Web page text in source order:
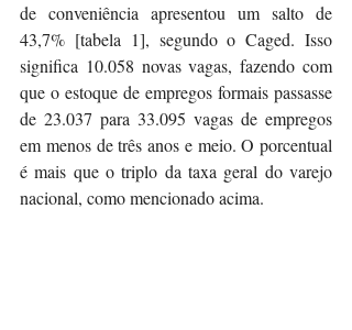
de conveniência apresentou um salto de
43,7% [tabela 1], segundo o Caged. Isso
significa 10.058 novas vagas, fazendo com
que o estoque de empregos formais passasse
de 23.037 para 33.095 vagas de empregos
em menos de três anos e meio. O porcentual
é mais que o triplo da taxa geral do varejo
nacional, como mencionado acima.